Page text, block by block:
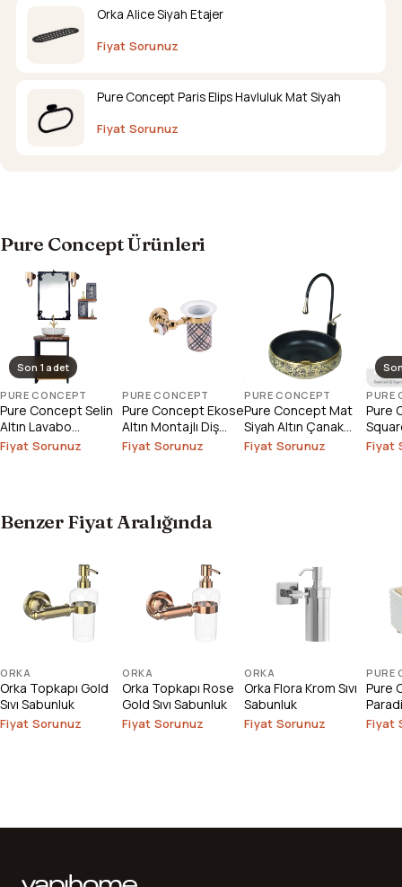
Orka Alice Siyah Etajer
Fiyat Sorunuz
Pure Concept Paris Elips Havluluk Mat Siyah
Fiyat Sorunuz
Pure Concept Ürünleri
Son 1 adet
PURE CONCEPT
Pure Concept Selin
Altın Lavabo
Bataryası (Outlet)
Fiyat Sorunuz
PURE CONCEPT
Pure Concept Ekose
Altın Montajlı Diş
Fırçalık
Fiyat Sorunuz
PURE CONCEPT
Pure Concept Mat
Siyah Altın Çanak
Lavabo
Fiyat Sorunuz
PURE
Pure
Fiyat
Benzer Fiyat Aralığında
ORKA
Orka Topkapı Gold
Sıvı Sabunluk
Fiyat Sorunuz
ORKA
Orka Topkapı Rose
Gold Sıvı Sabunluk
Fiyat Sorunuz
ORKA
Orka Flora Krom Sıvı
Sabunluk
Fiyat Sorunuz
PURE
Pure
Fiyat